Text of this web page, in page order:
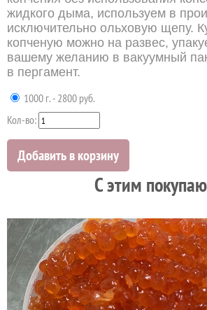
жидкого дыма, используем в
исключительно ольховую щепу.
копченую можно на развес,
вашему желанию в вакуумный
в пергамент.
1000 г. - 2800 руб.
Кол-во:
Добавить в корзину
C этим